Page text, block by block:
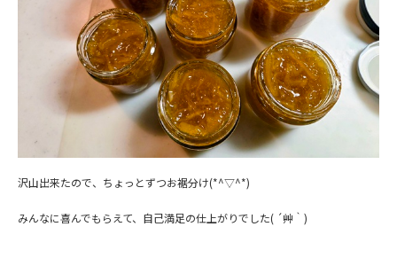
沢山出来たので、ちょっとずつお裾分け(*^▽^*)
みんなに喜んでもらえて、自己満足の仕上がりでした( ´艸｀)